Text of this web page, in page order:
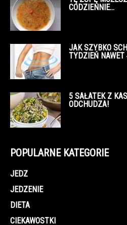
CODZIENNIE…
JAK SZYBKO
TYDZIEŃ NAWET
5 SAŁATEK Z
ODCHUDZA!
POPULARNE KATEGORIE
JEDZ
JEDZENIE
DIETA
CIEKAWOSTKI